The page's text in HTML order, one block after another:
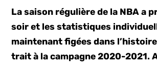
La saison régulière de la NBA a
soir et les statistiques
maintenant figées dans
trait à la campagne 2020-2021.